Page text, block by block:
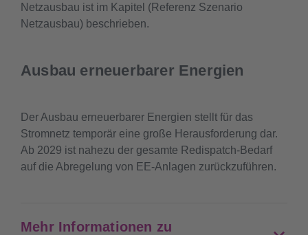
Netzausbau ist im Kapitel (Referenz Szenario
Netzausbau) beschrieben.
Ausbau erneuerbarer Energien
Der Ausbau erneuerbarer Energien stellt für das
Stromnetz temporär eine große Herausforderung dar.
Ab 2029 ist nahezu der gesamte Redispatch-Bedarf
auf die Abregelung von EE-Anlagen zurückzuführen.
Mehr Informationen zu